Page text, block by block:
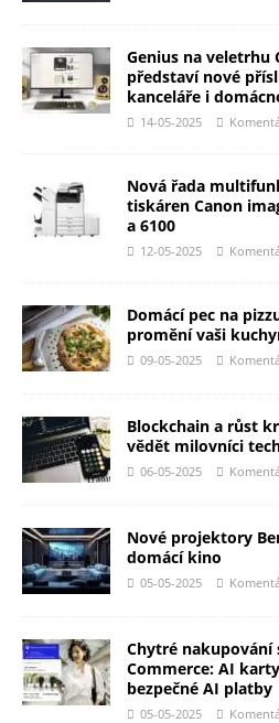
Genius na veletrhu
představí nové
kanceláře i
14-05-2025
Nová řada
tiskáren Canon
a 6100
12-05-2025
Domácí pec na
promění vaši
09-05-2025
Blockchain a růst
vědět milovníci
06-05-2025
Nové projektory
domácí kino
05-05-2025
Chytré nakupování
Commerce: AI
bezpečné AI platby
05-05-2025